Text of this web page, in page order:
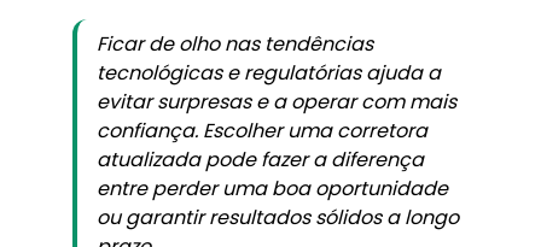
Ficar de olho nas tendências
tecnológicas e regulatórias ajuda a
evitar surpresas e a operar com mais
confiança. Escolher uma corretora
atualizada pode fazer a diferença
entre perder uma boa oportunidade
ou garantir resultados sólidos a longo